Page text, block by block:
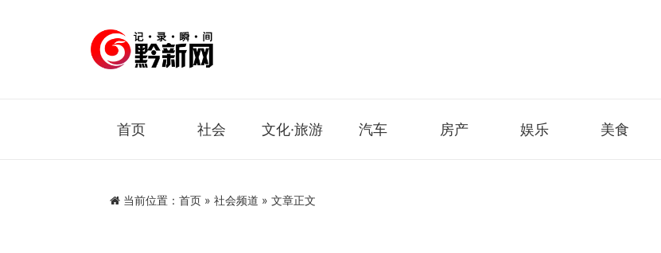
首页 社会 文化·旅游 汽车 房产 娱乐 美食
当前位置： 首页 » 社会频道 » 文章正文